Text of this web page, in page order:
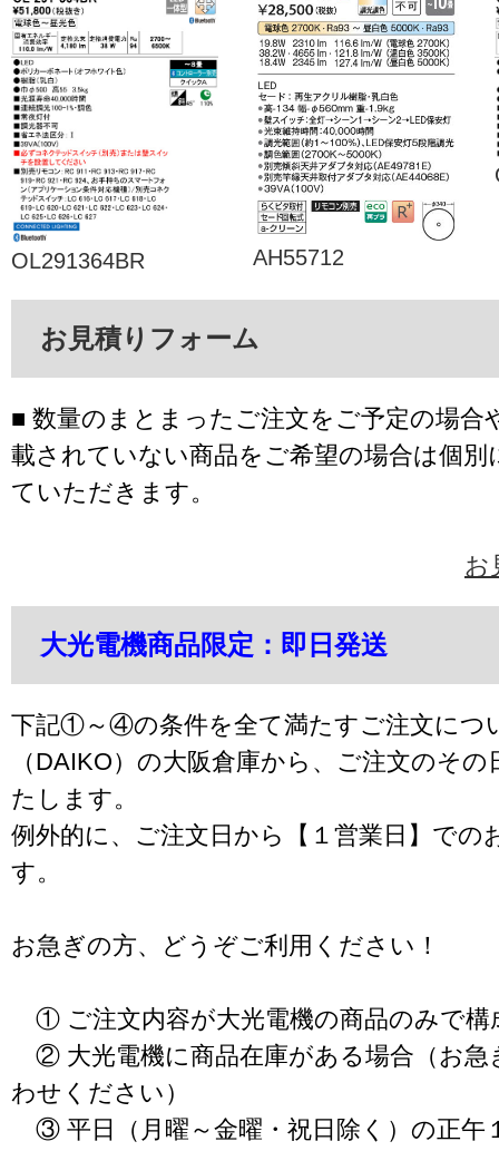
OL291364BR AH55712
お見積りフォーム
■ 数量のまとまったご注文をご予定の場合
載されていない商品をご希望の場合は個別
ていただきます。
お
大光電機商品限定：即日発送
下記①～④の条件を全て満たすご注文につ
（DAIKO）の大阪倉庫から、ご注文のそ
たします。
例外的に、ご注文日から【１営業日】での
す。
お急ぎの方、どうぞご利用ください！
① ご注文内容が大光電機の商品のみで構
② 大光電機に商品在庫がある場合（お急
わせください）
③ 平日（月曜～金曜・祝日除く）の正午